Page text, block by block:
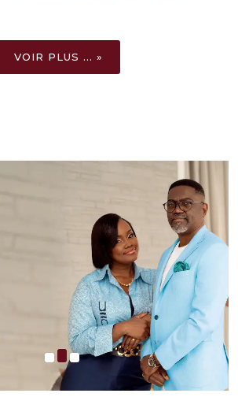
VOIR PLUS ... »